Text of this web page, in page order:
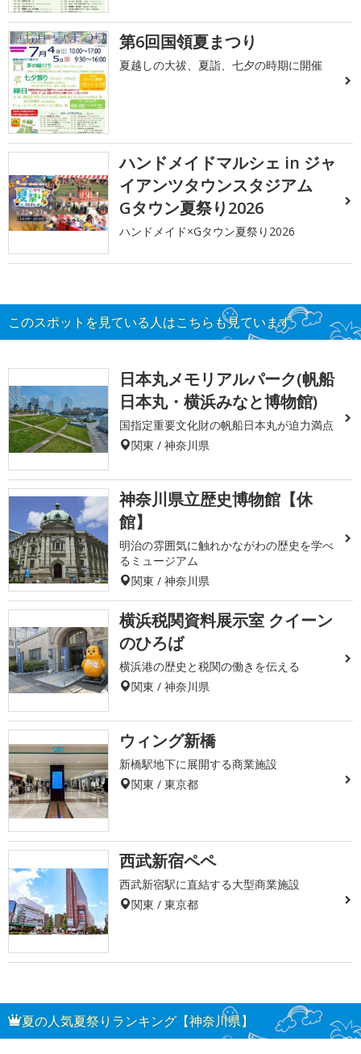
第6回国領夏まつり
夏越しの大祓、夏詣、七夕の時期に開催
ハンドメイドマルシェ in ジャ
イアンツタウンスタジアム
Gタウン夏祭り2026
ハンドメイド×Gタウン夏祭り2026
このスポットを見ている人はこちらも見ています
日本丸メモリアルパーク(帆船
日本丸・横浜みなと博物館)
国指定重要文化財の帆船日本丸が迫力満点
関東 / 神奈川県
神奈川県立歴史博物館【休
館】
明治の雰囲気に触れかながわの歴史を学べ
るミュージアム
関東 / 神奈川県
横浜税関資料展示室 クイーン
のひろば
横浜港の歴史と税関の働きを伝える
関東 / 神奈川県
ウィング新橋
新橋駅地下に展開する商業施設
関東 / 東京都
西武新宿ペペ
西武新宿駅に直結する大型商業施設
関東 / 東京都
夏の人気夏祭りランキング【神奈川県】